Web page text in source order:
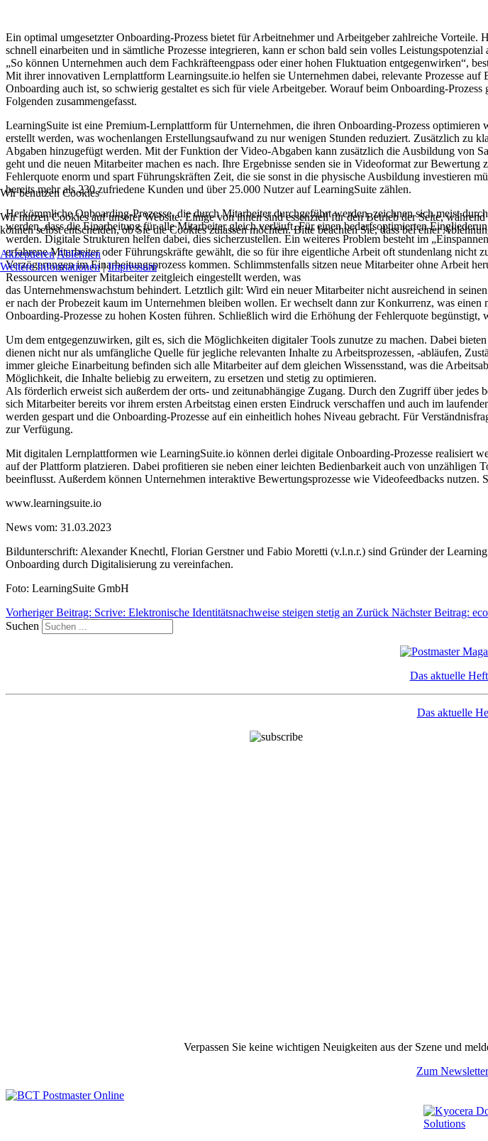
Ein optimal umgesetzter Onboarding-Prozess bietet für Arbeitnehmer und Arbeitgeber zahlreiche
schnell einarbeiten und in sämtliche Prozesse integrieren, kann er schon bald sein volles
„So können Unternehmen auch dem Fachkräfteengpass oder einer hohen Fluktuation entgegenwirken“,
Mit ihrer innovativen Lernplattform Learningsuite.io helfen sie Unternehmen dabei, relevante Prozesse
Onboarding auch ist, so schwierig gestaltet es sich für viele Arbeitgeber. Worauf beim Onboarding-
Folgenden zusammengefasst.
LearningSuite ist eine Premium-Lernplattform für Unternehmen, die ihren Onboarding-Prozess
erstellt werden, was wochenlangen Erstellungsaufwand zu nur wenigen Stunden reduziert. Zusätzlich
Abgaben hinzugefügt werden. Mit der Funktion der Video-Abgaben kann zusätzlich die Ausbildung von
geht und die neuen Mitarbeiter machen es nach. Ihre Ergebnisse senden sie in Videoformat zur
Fehlerquote enorm und spart Führungskräften Zeit, die sie sonst in die physische Ausbildung investieren
bereits mehr als 230 zufriedene Kunden und über 25.000 Nutzer auf LearningSuite zählen.
Herkömmliche Onboarding-Prozesse, die durch Mitarbeiter durchgeführt werden, zeichnen sich meist
werden, dass die Einarbeitung für alle Mitarbeiter gleich verläuft. Für einen bedarfsoptimierten
werden. Digitale Strukturen helfen dabei, dies sicherzustellen. Ein weiteres Problem besteht im
erfahrene Mitarbeiter oder Führungskräfte gewählt, die so für ihre eigentliche Arbeit oft stundenlang nicht
Verzögerungen im Einarbeitungsprozess kommen. Schlimmstenfalls sitzen neue Mitarbeiter ohne Arbeit
Ressourcen weniger Mitarbeiter zeitgleich eingestellt werden, was
das Unternehmenswachstum behindert. Letztlich gilt: Wird ein neuer Mitarbeiter nicht ausreichend in
er nach der Probezeit kaum im Unternehmen bleiben wollen. Er wechselt dann zur Konkurrenz, was
Onboarding-Prozesse zu hohen Kosten führen. Schließlich wird die Erhöhung der Fehlerquote
Um dem entgegenzuwirken, gilt es, sich die Möglichkeiten digitaler Tools zunutze zu machen. Dabei
dienen nicht nur als umfängliche Quelle für jegliche relevanten Inhalte zu Arbeitsprozessen, -abläufen,
immer gleiche Einarbeitung befinden sich alle Mitarbeiter auf dem gleichen Wissensstand, was die
Möglichkeit, die Inhalte beliebig zu erweitern, zu ersetzen und stetig zu optimieren.
Als förderlich erweist sich außerdem der orts- und zeitunabhängige Zugang. Durch den Zugriff über
sich Mitarbeiter bereits vor ihrem ersten Arbeitstag einen ersten Eindruck verschaffen und auch im
werden gespart und die Onboarding-Prozesse auf ein einheitlich hohes Niveau gebracht. Für
zur Verfügung.
Mit digitalen Lernplattformen wie LearningSuite.io können derlei digitale Onboarding-Prozesse realisiert
auf der Plattform platzieren. Dabei profitieren sie neben einer leichten Bedienbarkeit auch von
beeinflusst. Außerdem können Unternehmen interaktive Bewertungsprozesse wie Videofeedbacks
www.learningsuite.io
News vom: 31.03.2023
Bildunterschrift: Alexander Knechtl, Florian Gerstner und Fabio Moretti (v.l.n.r.) sind Gründer der
Onboarding durch Digitalisierung zu vereinfachen.
Foto: LearningSuite GmbH
Vorheriger Beitrag: Scrive: Elektronische Identitätsnachweise steigen stetig an Zurück Nächster Beitrag:
Suchen
Das aktuelle
Das aktuelle
Verpassen Sie keine wichtigen Neuigkeiten aus der Szene und
Zum
Wir benutzen Cookies
Wir nutzen Cookies auf unserer Website. Einige von ihnen sind essenziell für den Betrieb der Seite,
können selbst entscheiden, ob Sie die Cookies zulassen möchten. Bitte beachten Sie, dass bei einer
AkzeptierenAblehnen
Weitere Informationen|Impressum